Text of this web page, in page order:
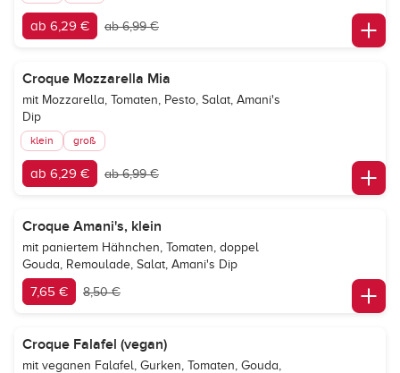
ab 6,29 € ab 6,99 €
Croque Mozzarella Mia
mit Mozzarella, Tomaten, Pesto, Salat, Amani's
Dip
klein groß
ab 6,29 € ab 6,99 €
Croque Amani's, klein
mit paniertem Hähnchen, Tomaten, doppel
Gouda, Remoulade, Salat, Amani's Dip
7,65 € 8,50 €
Croque Falafel (vegan)
mit veganen Falafel, Gurken, Tomaten, Gouda,